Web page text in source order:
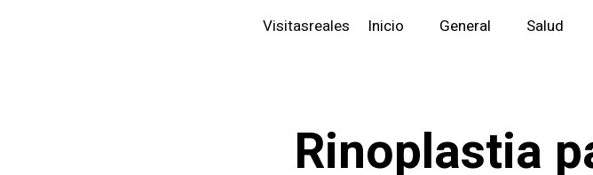
Visitasreales Inicio General Salud
Rinoplastia